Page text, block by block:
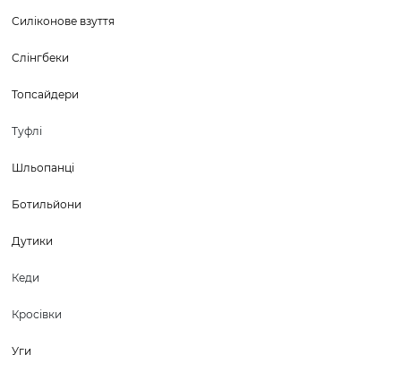
Силіконове взуття
Слінгбеки
Топсайдери
Туфлі
Шльопанці
Ботильйони
Дутики
Кеди
Кросівки
Уги